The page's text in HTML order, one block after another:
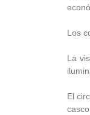
Los
La
El